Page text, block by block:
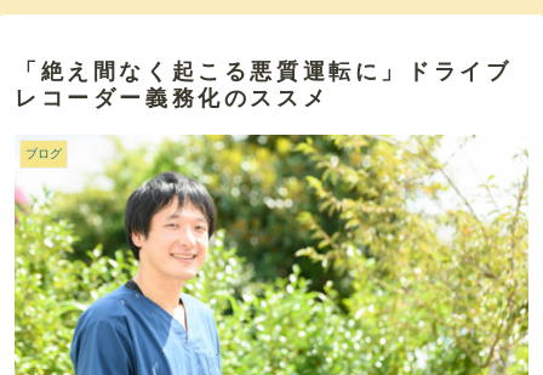
「絶え間なく起こる悪質運転に」ドライブ
レコーダー義務化のススメ
ブログ